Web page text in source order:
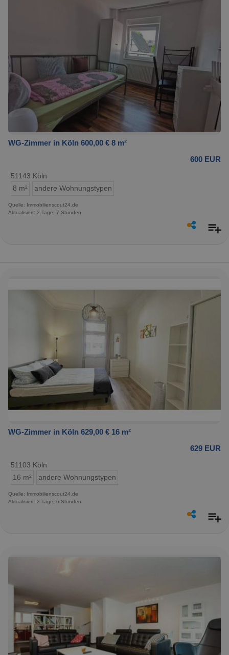
WG-Zimmer in Köln 600,00 € 8 m²
600 EUR
51143 Köln
8 m²
andere Wohnungstypen
Quelle: Immobilienscout24.de
Aktualisiert: 2 Tage, 7 Stunden
WG-Zimmer in Köln 629,00 € 16 m²
629 EUR
51103 Köln
16 m²
andere Wohnungstypen
Quelle: Immobilienscout24.de
Aktualisiert: 2 Tage, 6 Stunden